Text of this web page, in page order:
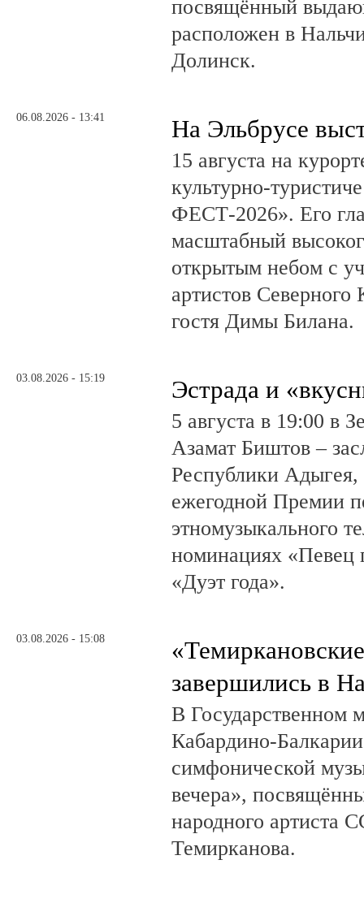
посвящённый
расположен в
Долинск.
06.08.2026 - 13:41 На Эльбрусе
15 августа на
культурно-
ФЕСТ-2026». Его
масштабный
открытым небом с
артистов Северного
гостя Димы Билана.
03.08.2026 - 15:19 Эстрада и
5 августа в 19:00 в
Азамат Биштов –
Республики
ежегодной Премии
этномузыкального
номинациях «Певец
«Дуэт года».
03.08.2026 - 15:08
завершились в
В Государственном
Кабардино-
симфонической
вечера»,
народного артиста
Темирканова.